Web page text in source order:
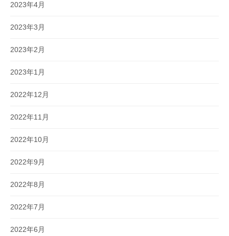
2023年4月
2023年3月
2023年2月
2023年1月
2022年12月
2022年11月
2022年10月
2022年9月
2022年8月
2022年7月
2022年6月